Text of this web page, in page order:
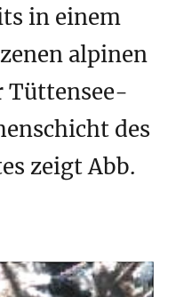
in einem
alpinen
Tüttensee-
des
zeigt Abb.